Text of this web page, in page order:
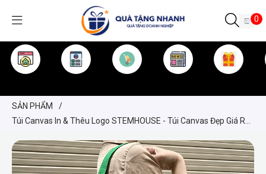
0
SẢN PHẨM
/
Túi Canvas In & Thêu Logo STEMHOUSE - Túi Canvas Đẹp Giá Rẻ-